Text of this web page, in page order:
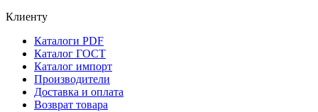
Клиенту
Каталоги PDF
Каталог ГОСТ
Каталог импорт
Производители
Доставка и оплата
Возврат товара